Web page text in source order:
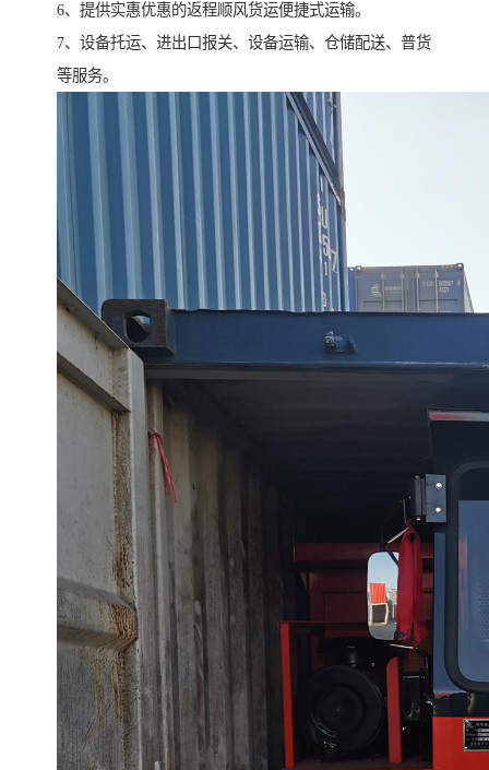
6、提供实惠优惠的返程顺风货运便捷式运输。
7、设备托运、进出口报关、设备运输、仓储配送、普货
等服务。